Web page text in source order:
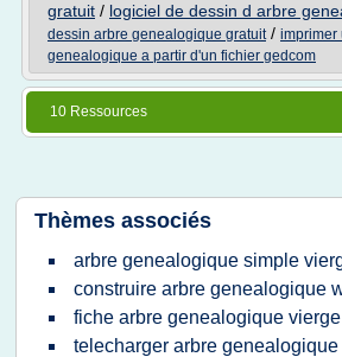
gratuit / logiciel de dessin d arbre
dessin arbre genealogique gratuit/ imprimer
genealogique a partir d'un fichier gedcom
10 Ressources
Thèmes associés
arbre genealogique simple
construire arbre genealogique
fiche arbre genealogique vierge
telecharger arbre